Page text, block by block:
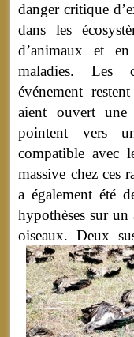
danger critique
dans les
d’animaux et
maladies. Les
événement
aient ouvert une
pointent vers
compatible avec
massive chez ces
a également été
hypothèses sur un
oiseaux.Deux